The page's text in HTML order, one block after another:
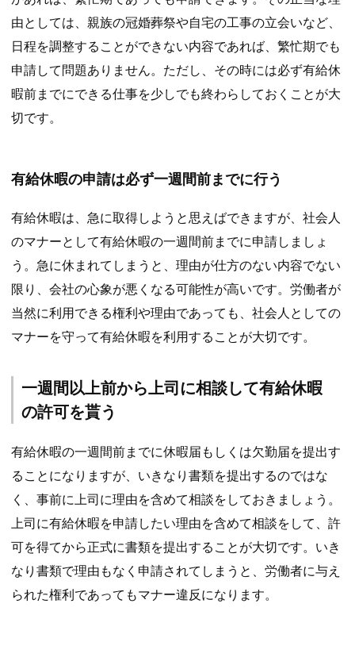
由としては、親族の冠婚葬祭や自宅の工事の立会いなど、
日程を調整することができない内容であれば、繁忙期でも
申請して問題ありません。ただし、その時には必ず有給休
暇前までにできる仕事を少しでも終わらしておくことが大
切です。
有給休暇の申請は必ず一週間前までに行う
有給休暇は、急に取得しようと思えばできますが、社会人
のマナーとして有給休暇の一週間前までに申請しましょ
う。急に休まれてしまうと、理由が仕方のない内容でない
限り、会社の心象が悪くなる可能性が高いです。労働者が
当然に利用できる権利や理由であっても、社会人としての
マナーを守って有給休暇を利用することが大切です。
一週間以上前から上司に相談して有給休暇
の許可を貰う
有給休暇の一週間前までに休暇届もしくは欠勤届を提出す
ることになりますが、いきなり書類を提出するのではな
く、事前に上司に理由を含めて相談をしておきましょう。
上司に有給休暇を申請したい理由を含めて相談をして、許
可を得てから正式に書類を提出することが大切です。いき
なり書類で理由もなく申請されてしまうと、労働者に与え
られた権利であってもマナー違反になります。